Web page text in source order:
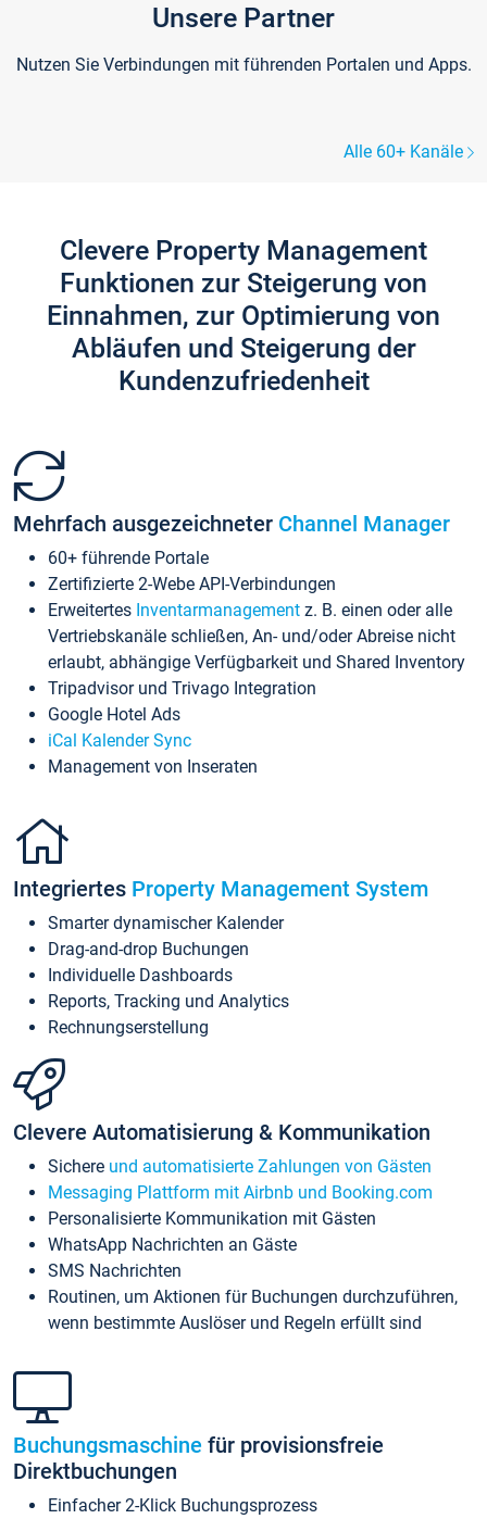
Unsere Partner
Nutzen Sie Verbindungen mit führenden Portalen und Apps.
Alle 60+ Kanäle
Clevere Property Management
Funktionen zur Steigerung von
Einnahmen, zur Optimierung von
Abläufen und Steigerung der
Kundenzufriedenheit
Mehrfach ausgezeichneter Channel Manager
60+ führende Portale
Zertifizierte 2-Webe API-Verbindungen
Erweitertes Inventarmanagement z. B. einen oder alle
Vertriebskanäle schließen, An- und/oder Abreise nicht
erlaubt, abhängige Verfügbarkeit und Shared Inventory
Tripadvisor und Trivago Integration
Google Hotel Ads
iCal Kalender Sync
Management von Inseraten
Integriertes Property Management System
Smarter dynamischer Kalender
Drag-and-drop Buchungen
Individuelle Dashboards
Reports, Tracking und Analytics
Rechnungserstellung
Clevere Automatisierung & Kommunikation
Sichere und automatisierte Zahlungen von Gästen
Messaging Plattform mit Airbnb und Booking.com
Personalisierte Kommunikation mit Gästen
WhatsApp Nachrichten an Gäste
SMS Nachrichten
Routinen, um Aktionen für Buchungen durchzuführen,
wenn bestimmte Auslöser und Regeln erfüllt sind
Buchungsmaschine für provisionsfreie
Direktbuchungen
Einfacher 2-Klick Buchungsprozess